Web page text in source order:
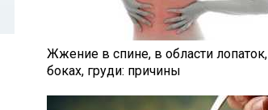
Жжение в спине, в области лопаток,
боках, груди: причины